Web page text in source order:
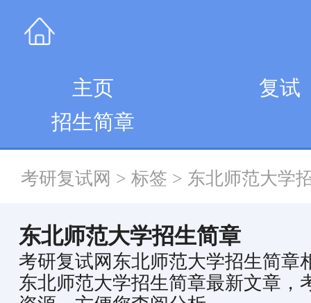
主页 复试
招生简章
考研复试网 > 标签 > 东北师范大学
东北师范大学招生简章
考研复试网东北师范大学招生简章
东北师范大学招生简章最新文章，